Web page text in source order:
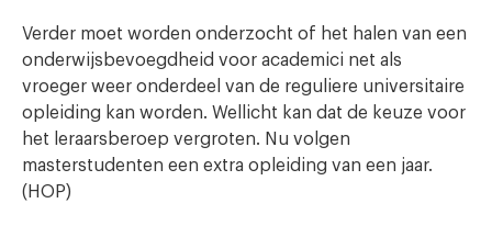
Verder moet worden onderzocht of het halen van een
onderwijsbevoegdheid voor academici net als
vroeger weer onderdeel van de reguliere universitaire
opleiding kan worden. Wellicht kan dat de keuze voor
het leraarsberoep vergroten. Nu volgen
masterstudenten een extra opleiding van een jaar.
(HOP)